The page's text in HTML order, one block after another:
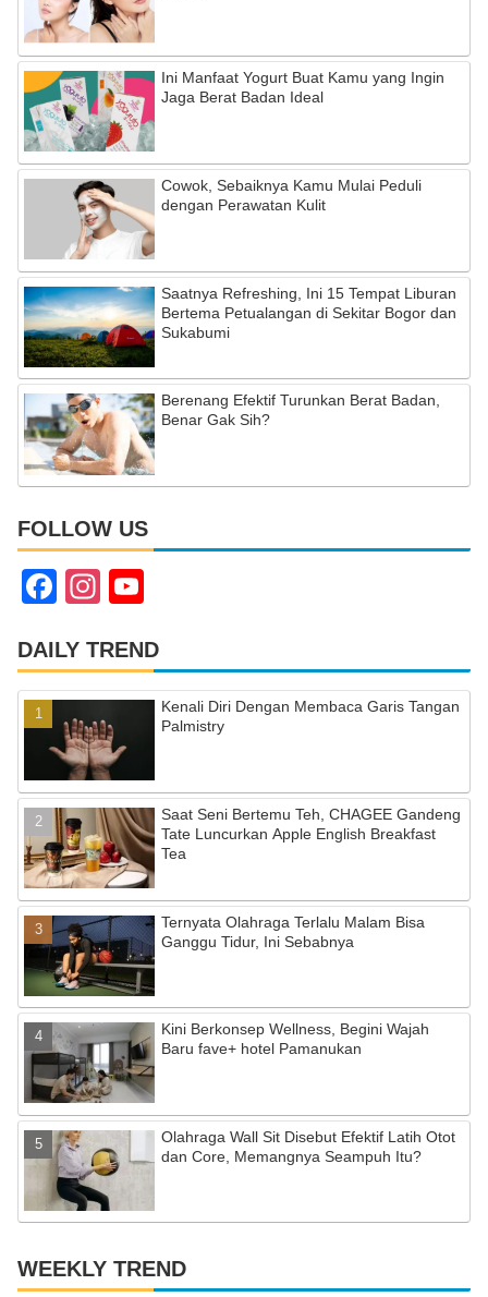
Ini Manfaat Yogurt Buat Kamu yang Ingin
Jaga Berat Badan Ideal
Cowok, Sebaiknya Kamu Mulai Peduli
dengan Perawatan Kulit
Saatnya Refreshing, Ini 15 Tempat Liburan
Bertema Petualangan di Sekitar Bogor dan
Sukabumi
Berenang Efektif Turunkan Berat Badan,
Benar Gak Sih?
FOLLOW US
F
c
e
b
o
o
k
In
a
gr
a
m
u
T
u
e
C
h
a
n
n
el
DAILY TREND
Kenali Diri Dengan Membaca Garis Tangan
Palmistry
Saat Seni Bertemu Teh, CHAGEE Gandeng
Tate Luncurkan Apple English Breakfast
Tea
Ternyata Olahraga Terlalu Malam Bisa
Ganggu Tidur, Ini Sebabnya
Kini Berkonsep Wellness, Begini Wajah
Baru fave+ hotel Pamanukan
Olahraga Wall Sit Disebut Efektif Latih Otot
dan Core, Memangnya Seampuh Itu?
WEEKLY TREND